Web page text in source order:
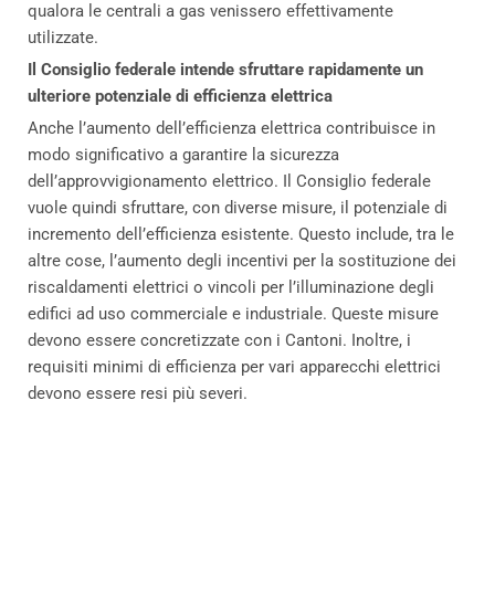
qualora le centrali a gas venissero effettivamente
utilizzate.
Il Consiglio federale intende sfruttare rapidamente un
ulteriore potenziale di efficienza elettrica
Anche l’aumento dell’efficienza elettrica contribuisce in
modo significativo a garantire la sicurezza
dell’approvvigionamento elettrico. Il Consiglio federale
vuole quindi sfruttare, con diverse misure, il potenziale di
incremento dell’efficienza esistente. Questo include, tra le
altre cose, l’aumento degli incentivi per la sostituzione dei
riscaldamenti elettrici o vincoli per l’illuminazione degli
edifici ad uso commerciale e industriale. Queste misure
devono essere concretizzate con i Cantoni. Inoltre, i
requisiti minimi di efficienza per vari apparecchi elettrici
devono essere resi più severi.